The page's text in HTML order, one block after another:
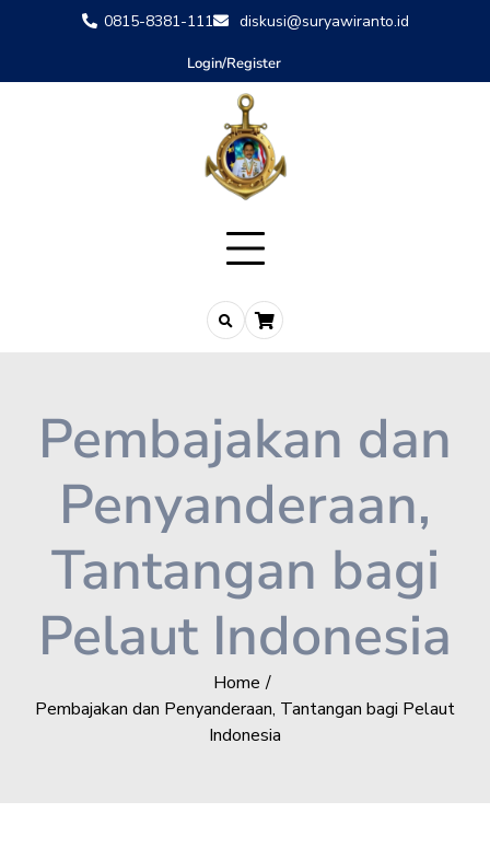
0815-8381-111 diskusi@suryawiranto.id
Login/Register
Pembajakan dan
Penyanderaan,
Tantangan bagi
Pelaut Indonesia
Home
Pembajakan dan Penyanderaan, Tantangan bagi Pelaut
Indonesia